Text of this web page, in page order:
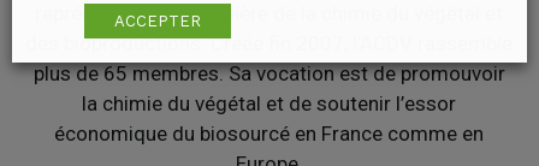
représentative de la filière de la chimie du végétal et
des bioproductions. Créée fin 2007, l’ACDV rassemble
plus de 65 membres. Sa vocation est de promouvoir
la chimie du végétal et de soutenir l’essor
économique du biosourcé en France comme en
ACCEPTER